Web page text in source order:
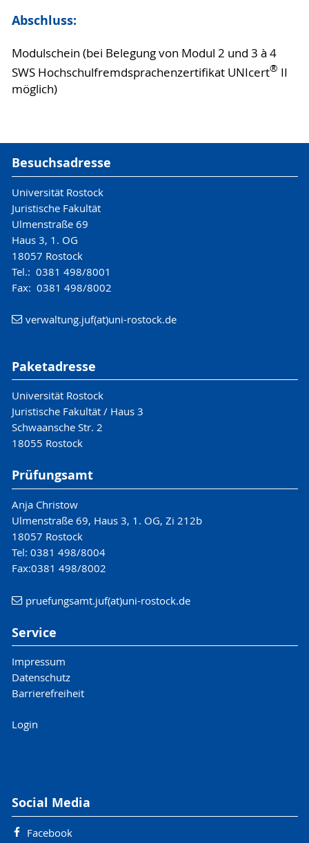
Abschluss:
Modulschein (bei Belegung von Modul 2 und 3 à 4
SWS Hochschulfremdsprachenzertifikat UNIcert® II
möglich)
Besuchsadresse
Universität Rostock
Juristische Fakultät
Ulmenstraße 69
Haus 3, 1. OG
18057 Rostock
Tel.: 0381 498/8001
Fax: 0381 498/8002
verwaltung.juf(at)uni-rostock.de
Paketadresse
Universität Rostock
Juristische Fakultät / Haus 3
Schwaansche Str. 2
18055 Rostock
Prüfungsamt
Anja Christow
Ulmenstraße 69, Haus 3, 1. OG, Zi 212b
18057 Rostock
Tel: 0381 498/8004
Fax:0381 498/8002
pruefungsamt.juf(at)uni-rostock.de
Service
Impressum
Datenschutz
Barrierefreiheit
Login
Social Media
Facebook